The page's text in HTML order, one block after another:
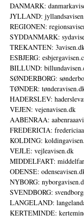
DANMARK:
JYLLAND:
REGIONEN:
SYDDANMARK:
TREKANTEN:
ESBJERG:
BILLUND:
SØNDERBORG:
TØNDER:
HADERSLEV:
VEJEN: vejenavisen.dk
AABENRAA:
FREDERICIA:
KOLDING:
VEJLE: vejleavisen.dk
MIDDELFART:
ODENSE:
NYBORG:
SVENDBORG:
LANGELAND:
KERTEMINDE: